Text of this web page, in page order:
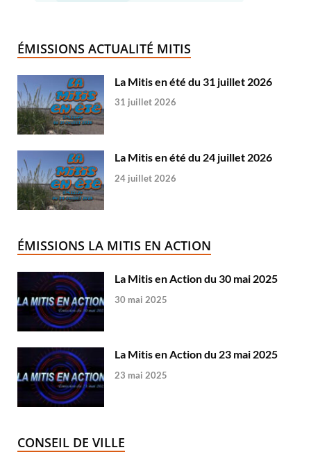
ÉMISSIONS ACTUALITÉ MITIS
La Mitis en été du 31 juillet 2026
31 juillet 2026
La Mitis en été du 24 juillet 2026
24 juillet 2026
ÉMISSIONS LA MITIS EN ACTION
La Mitis en Action du 30 mai 2025
30 mai 2025
La Mitis en Action du 23 mai 2025
23 mai 2025
CONSEIL DE VILLE